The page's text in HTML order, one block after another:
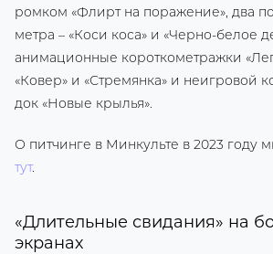
ромком «Флирт на поражение», два
метра – «Коси коса» и «Черно-белое
анимационные короткометражки
«Ковер» и «Стремянка» и неигровой
док «Новые крылья».
О питчинге в Минкульте в 2023 году
тут.
«Длительные свидания» на
экранах